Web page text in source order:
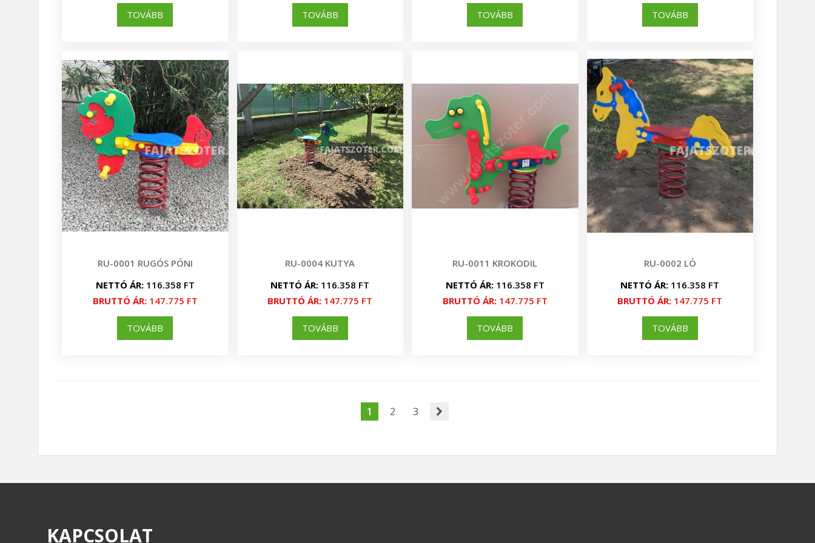
TOVÁBB TOVÁBB TOVÁBB TOVÁBB
RU-0001 RUGÓS PÓNI
NETTÓ ÁR:116.358 FT
BRUTTÓ ÁR:147.775 FT
TOVÁBB
RU-0004 KUTYA
NETTÓ ÁR: 116.358 FT
BRUTTÓ ÁR: 147.775 FT
TOVÁBB
RU-0011 KROKODIL
NETTÓ ÁR:116.358 FT
BRUTTÓ ÁR:147.775 FT
TOVÁBB
RU-0002 LÓ
NETTÓ ÁR: 116.358 FT
BRUTTÓ ÁR: 147.775 FT
TOVÁBB
1 2 3
KAPCSOLAT